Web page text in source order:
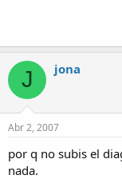
J jona
Abr 2, 2007
por q no subis el
nada.